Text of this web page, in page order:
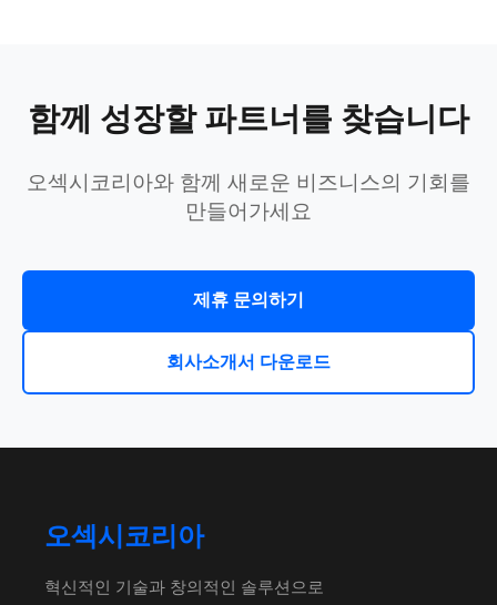
함께 성장할 파트너를 찾습니다
오섹시코리아와 함께 새로운 비즈니스의 기회를
만들어가세요
제휴 문의하기
회사소개서 다운로드
오섹시코리아
혁신적인 기술과 창의적인 솔루션으로